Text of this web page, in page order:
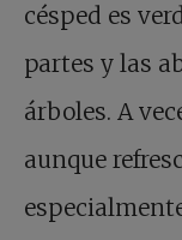
césped es
partes y las
árboles. A
aunque